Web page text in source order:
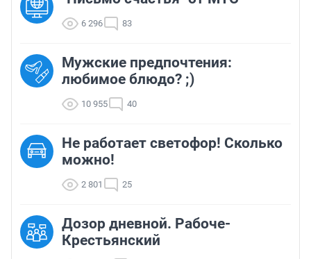
6 296 83
Мужские предпочтения:
любимое блюдо? ;)
10 955 40
Не работает светофор! Сколько
можно!
2 801 25
Дозор дневной. Рабоче-
Крестьянский